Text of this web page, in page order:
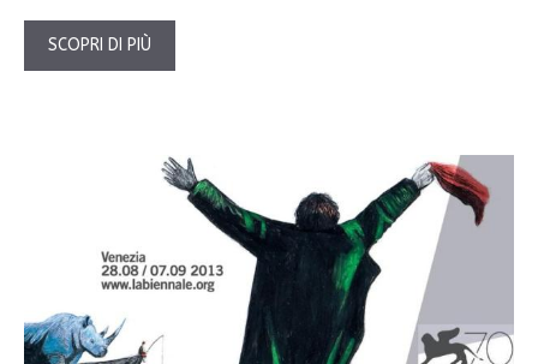
SCOPRI DI PIÙ